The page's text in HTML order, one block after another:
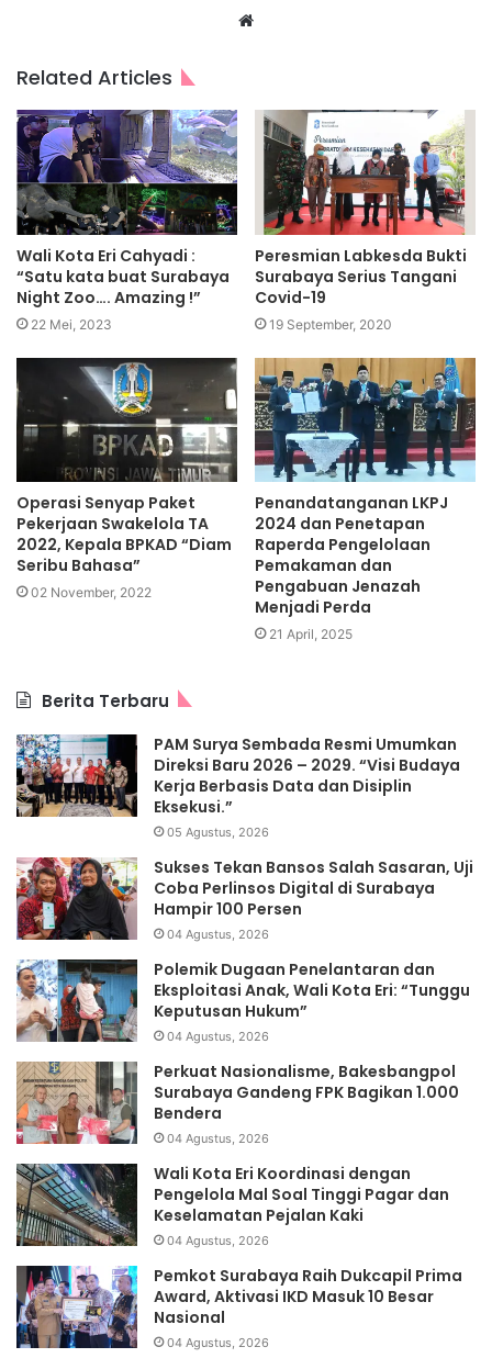
Website
Related Articles
Wali Kota Eri Cahyadi :
“Satu kata buat Surabaya
Night Zoo…. Amazing !”
22 Mei, 2023
Peresmian Labkesda Bukti
Surabaya Serius Tangani
Covid-19
19 September, 2020
Operasi Senyap Paket
Pekerjaan Swakelola TA
2022, Kepala BPKAD “Diam
Seribu Bahasa”
02 November, 2022
Penandatanganan LKPJ
2024 dan Penetapan
Raperda Pengelolaan
Pemakaman dan
Pengabuan Jenazah
Menjadi Perda
21 April, 2025
Berita Terbaru
PAM Surya Sembada Resmi Umumkan
Direksi Baru 2026 – 2029. “Visi Budaya
Kerja Berbasis Data dan Disiplin
Eksekusi.”
05 Agustus, 2026
Sukses Tekan Bansos Salah Sasaran, Uji
Coba Perlinsos Digital di Surabaya
Hampir 100 Persen
04 Agustus, 2026
Polemik Dugaan Penelantaran dan
Eksploitasi Anak, Wali Kota Eri: “Tunggu
Keputusan Hukum”
04 Agustus, 2026
Perkuat Nasionalisme, Bakesbangpol
Surabaya Gandeng FPK Bagikan 1.000
Bendera
04 Agustus, 2026
Wali Kota Eri Koordinasi dengan
Pengelola Mal Soal Tinggi Pagar dan
Keselamatan Pejalan Kaki
04 Agustus, 2026
Pemkot Surabaya Raih Dukcapil Prima
Award, Aktivasi IKD Masuk 10 Besar
Nasional
04 Agustus, 2026